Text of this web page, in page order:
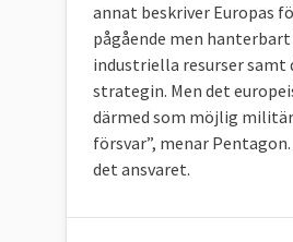
annat beskriver Europas
pågående men
industriella resurser
strategin. Men det
därmed som möjlig
försvar”, menar
det ansvaret.